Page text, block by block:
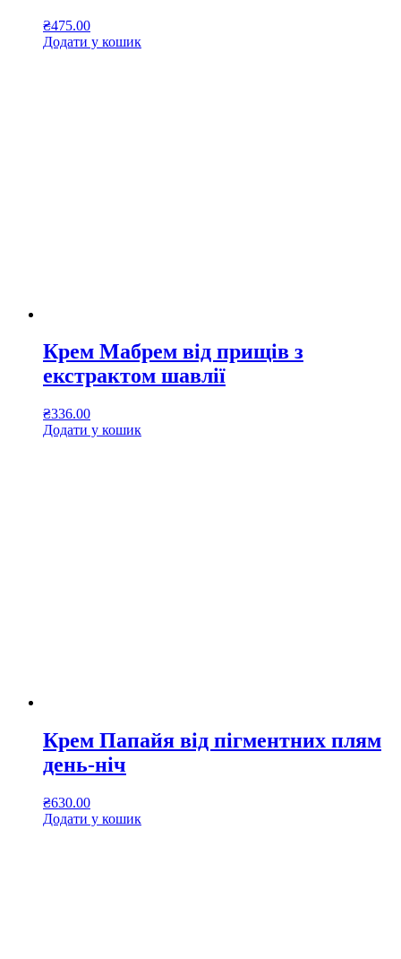
₴475.00
Додати у кошик
Крем Мабрем від прищів з
екстрактом шавлії
₴336.00
Додати у кошик
Крем Папайя від пігментних плям
день-ніч
₴630.00
Додати у кошик